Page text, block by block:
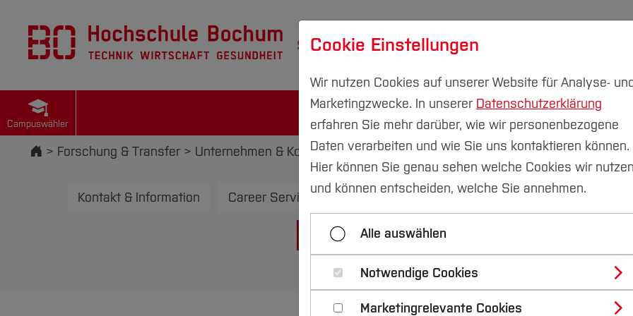
Studium Forschung & Transfer
Campuswähler
Startseite
Forschung & Transfer Unternehmen & Kooperation Kooperation mit Forschung & Entwicklung
Kontakt & Information Career Service für Unternehmen Jobbörse Catapult
Kooperation mit Forschung & Entwicklung
Cookie Einstellungen
Wir nutzen Cookies auf unserer Website für Analyse-
Marketingzwecke. In unserer Datenschutzerklärung
erfahren Sie mehr darüber, wie wir personenbezogene
Daten verarbeiten und wie Sie uns kontaktieren können.
Hier können Sie genau sehen welche Cookies wir
und können entscheiden, welche Sie annehmen.
Alle auswählen
Notwendige Cookies
Marketingrelevante Cookies